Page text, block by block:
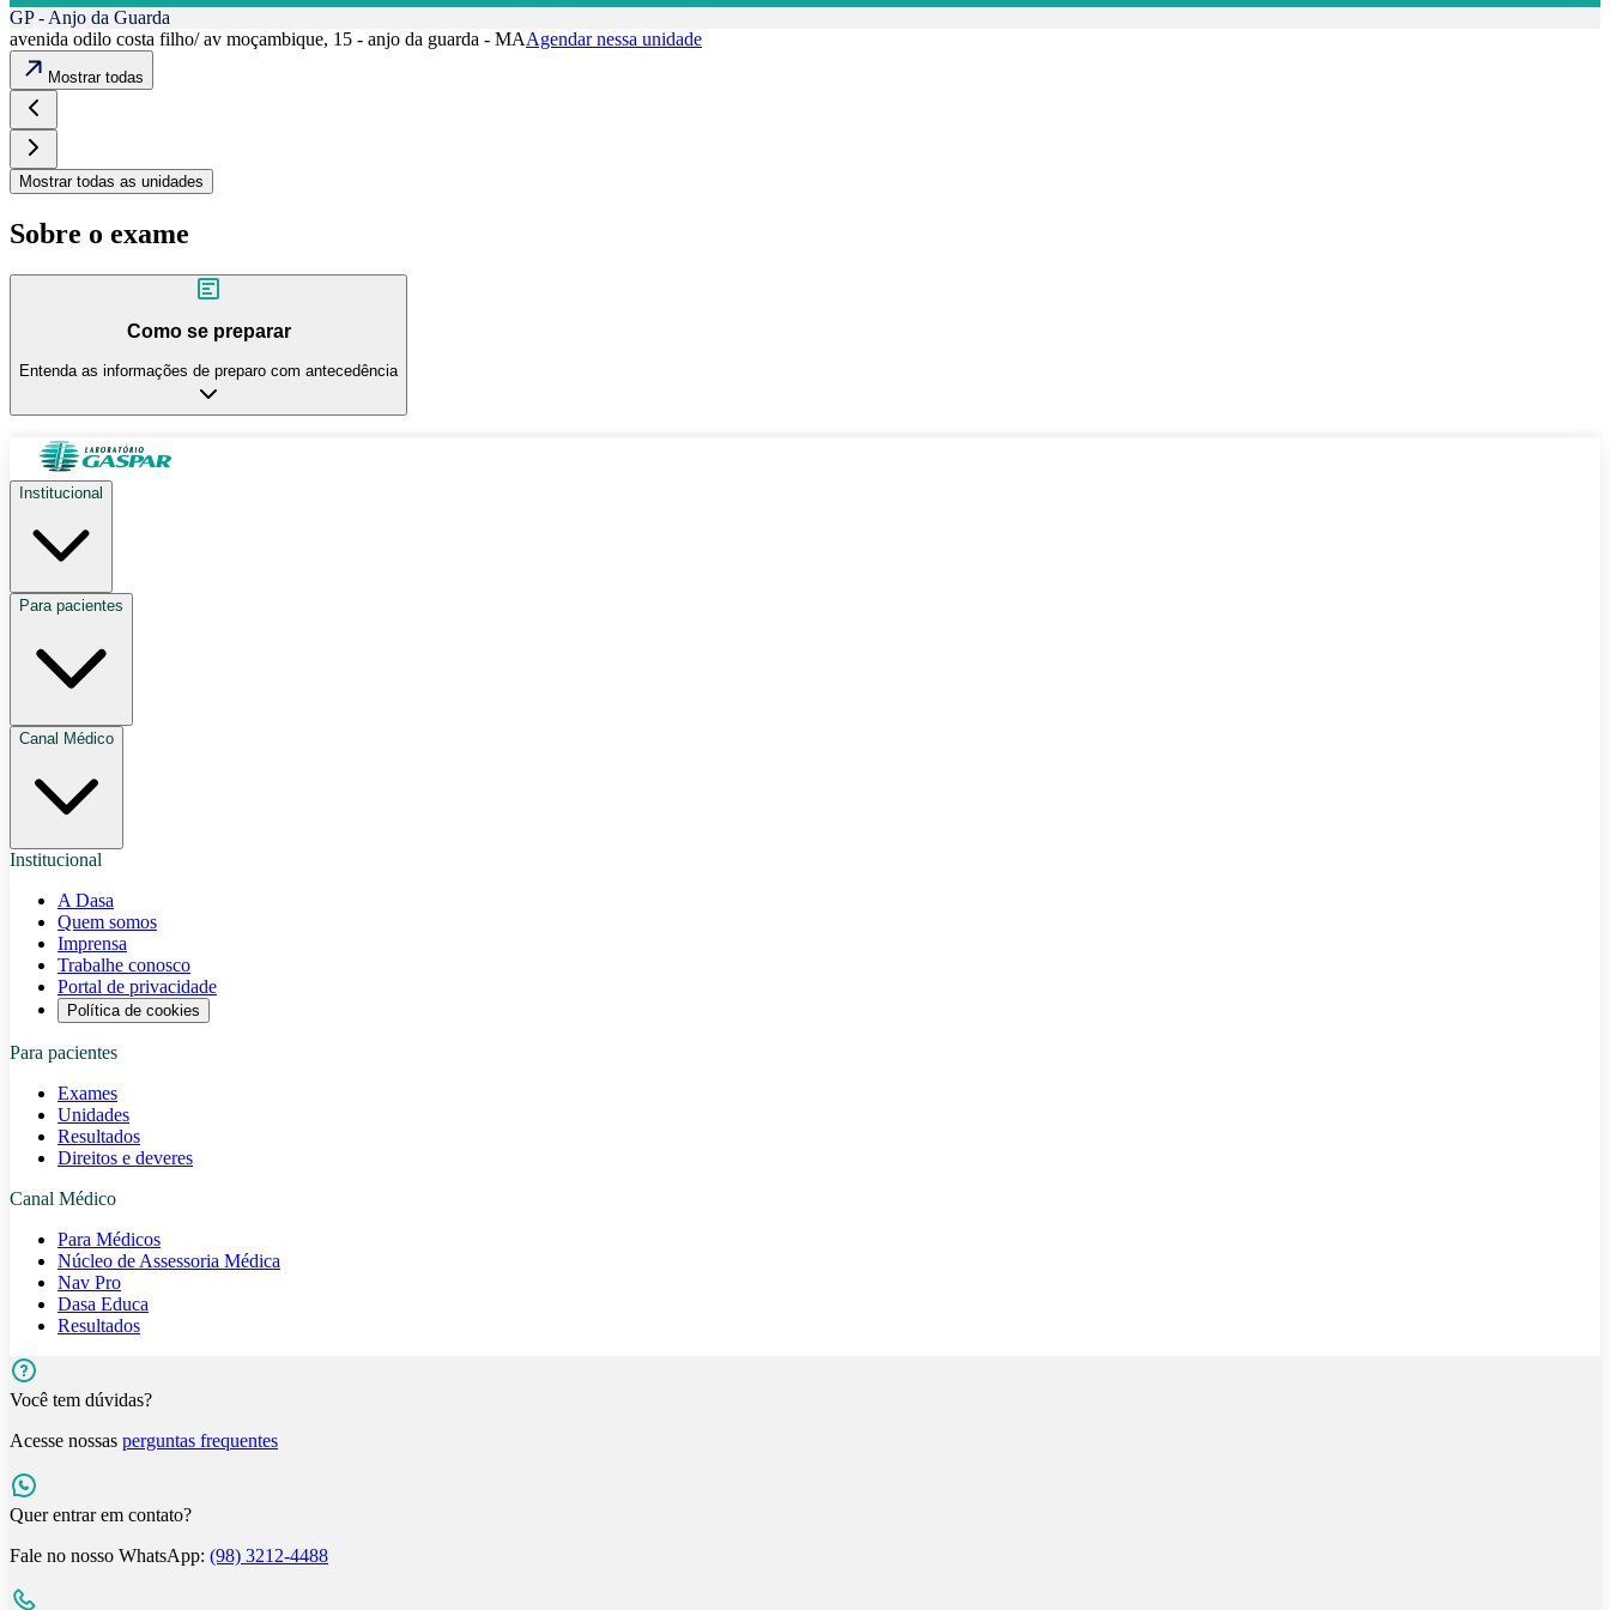
GP - Anjo da Guarda
avenida odilo costa filho/ av moçambique, 15 - anjo da guarda - MAAgendar nessa unidade
Mostrar todas
Mostrar todas as unidades
Sobre o exame
Como se preparar
Entenda as informações de preparo com antecedência
Institucional
Para pacientes
Canal Médico
Institucional
A Dasa
Quem somos
Imprensa
Trabalhe conosco
Portal de privacidade
Política de cookies
Para pacientes
Exames
Unidades
Resultados
Direitos e deveres
Canal Médico
Para Médicos
Núcleo de Assessoria Médica
Nav Pro
Dasa Educa
Resultados
Você tem dúvidas?
Acesse nossas perguntas frequentes
Quer entrar em contato?
Fale no nosso WhatsApp: (98) 3212-4488